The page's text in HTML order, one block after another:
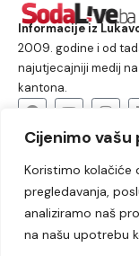
Cijenimo
Koristimo kolačiće
pregledavanja,
analiziramo naš
na našu upotrebu
Informacije iz
2009. godine i od
najutjecajniji medij
kantona.
Lukavac Društvo
Kultura